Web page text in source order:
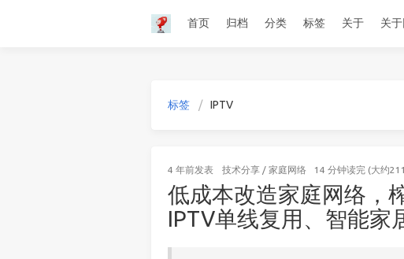
首页 归档 分类 标签 关于 关
标签 IPTV
4 年前发表 技术分享 / 家庭网络 14 分钟读完 (大约
低成本改造家庭网络，
IPTV单线复用、智能家